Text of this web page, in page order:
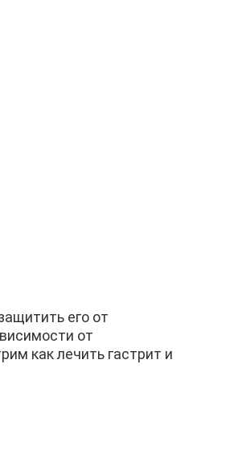
его от
от
как лечить гастрит и